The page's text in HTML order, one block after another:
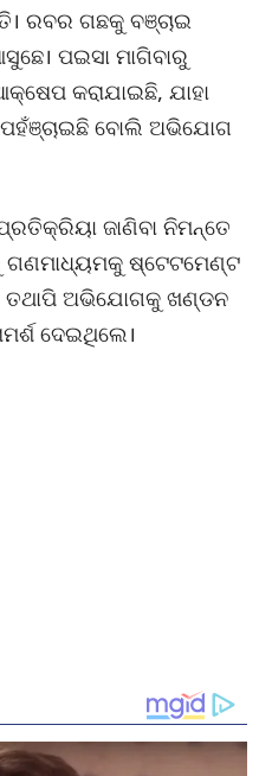
ରବର ଗଛକୁ ବଞ୍ଚାଇ
ପଇସା ମାଗିବାରୁ
କରାଯାଇଛି, ଯାହା
ବୋଲି ଅଭିଯୋଗ
ଜାଣିବା ନିମନ୍ତେ
ଷ୍ଟେଟମେଣ୍ଟ
ତଥାପି ଅଭିଯୋଗକୁ ଖଣ୍ଡନ
ଦେଇଥିଲେ।